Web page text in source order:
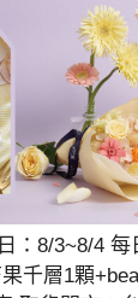
：8/3~8/4 每
千層1顆